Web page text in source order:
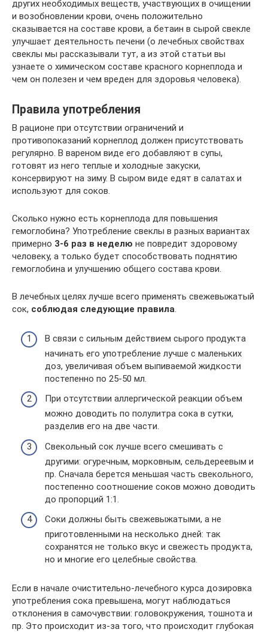
других необходимых веществ, участвующих в очищении
и возобновлении крови, очень положительно
сказывается на составе крови, а бетаин в сырой свекле
улучшает деятельность печени (о лечебных свойствах
свеклы мы рассказывали тут, а из этой статьи вы
узнаете о химическом составе красного корнеплода и
чем он полезен и чем вреден для здоровья человека).
Правила употребления
В рационе при отсутствии ограничений и
противопоказаний корнеплод должен присутствовать
регулярно. В вареном виде его добавляют в супы,
готовят из него теплые и холодные закуски,
консервируют на зиму. В сыром виде едят в салатах и
используют для соков.
Сколько нужно есть корнеплода для повышения
гемоглобина? Употребление свеклы в разных вариантах
примерно 3-6 раз в неделю не повредит здоровому
человеку, а только будет способствовать поднятию
гемоглобина и улучшению общего состава крови.
В лечебных целях лучше всего применять свежевыжатый
сок, соблюдая следующие правила.
В связи с сильным действием сырого продукта
начинать его употребление лучше с маленьких
доз, увеличивая объем выпиваемой жидкости
постепенно по 25-50 мл.
При отсутствии аллергической реакции объем
можно доводить по полулитра сока в сутки,
разделив его на две части.
Свекольный сок лучше всего смешивать с
другими: огуречным, морковным, сельдереевым и
пр. Сначала берется меньшая часть свекольного,
постепенно соотношение соков можно доводить
до пропорций 1:1.
Соки должны быть свежевыжатыми, а не
приготовленными на несколько дней: так
сохранятся не только вкус и свежесть продукта,
но и многие его целебные свойства.
Если в начале очистительно-лечебного курса дозировка
употребления сока превышена, могут наблюдаться
отклонения в самочувствии: головокружения, тошнота и
пр. Это происходит из-за того, что происходит глубокая